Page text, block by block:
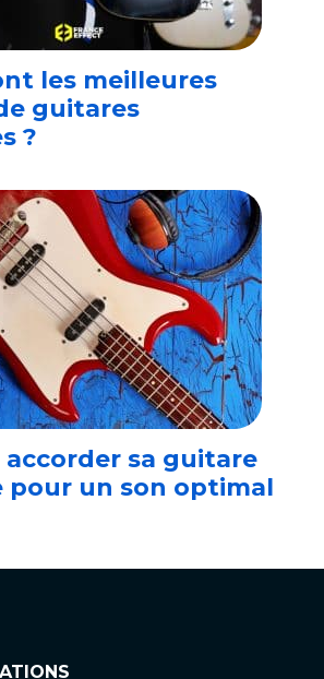
les meilleures
guitares
?
sa guitare
pour un son optimal